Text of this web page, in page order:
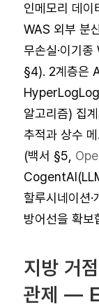
인메모리 데이
WAS 외부 분
무손실·이기
§4). 2계층은
알고리즘) 집
추적과 상수
(백서 §5,
할루시네이션
방어선을 확
지방 거
관제 —